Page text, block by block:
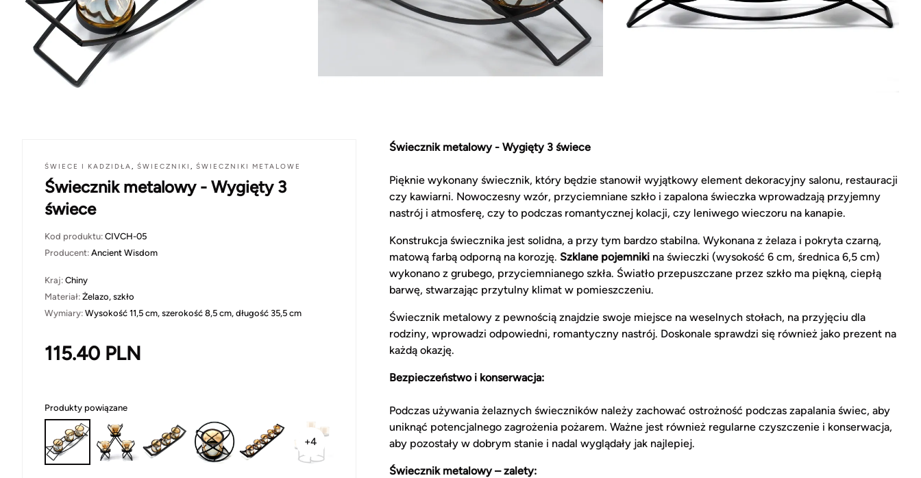
ŚWIECE I KADZIDŁA, ŚWIECZNIKI , ŚWIECZNIKI METALOWE
Świecznik metalowy - Wygięty 3
świece
Kod produktu: CIVCH-05
Producent: Ancient Wisdom
Kraj: Chiny
Materiał: Żelazo, szkło
Wymiary: Wysokość 11,5 cm, szerokość 8,5 cm, długość 35,5 cm
115.40 PLN
Produkty powiązane
+4
Świecznik metalowy - Wygięty 3 świece
Pięknie wykonany świecznik, który będzie stanowił wyjątkowy element dekoracyjny salonu, restauracji
czy kawiarni. Nowoczesny wzór, przyciemniane szkło i zapalona świeczka wprowadzają przyjemny
nastrój i atmosferę, czy to podczas romantycznej kolacji, czy leniwego wieczoru na kanapie.
Konstrukcja świecznika jest solidna, a przy tym bardzo stabilna. Wykonana z żelaza i pokryta czarną,
matową farbą odporną na korozję. Szklane pojemniki na świeczki (wysokość 6 cm, średnica 6,5 cm)
wykonano z grubego, przyciemnianego szkła. Światło przepuszczane przez szkło ma piękną, ciepłą
barwę, stwarzając przytulny klimat w pomieszczeniu.
Świecznik metalowy z pewnością znajdzie swoje miejsce na weselnych stołach, na przyjęciu dla
rodziny, wprowadzi odpowiedni, romantyczny nastrój. Doskonale sprawdzi się również jako prezent na
każdą okazję.
Bezpieczeństwo i konserwacja:
Podczas używania żelaznych świeczników należy zachować ostrożność podczas zapalania świec, aby
uniknąć potencjalnego zagrożenia pożarem. Ważne jest również regularne czyszczenie i konserwacja,
aby pozostały w dobrym stanie i nadal wyglądały jak najlepiej.
Świecznik metalowy – zalety: